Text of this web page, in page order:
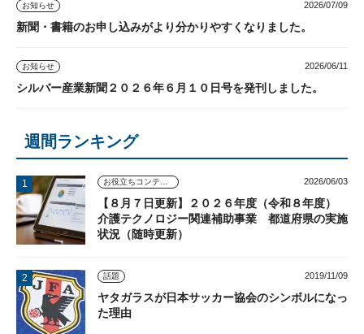
お知らせ 2026/07/09
新聞・書籍のお申し込みがより分かりやすくなりました。
お知らせ 2026/06/11
シルバー産業新聞２０２６年６月１０日号を発刊しました。
週間ランキング
お役立ちコンテンツ 2026/06/03
【８月７日更新】２０２６年度（令和８年度）
介護テクノロジー関連補助事業 都道府県の実施
状況（随時更新）
話題 2019/11/09
ヤタガラスが日本サッカー協会のシンボルになっ
た理由